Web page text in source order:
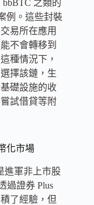
之類的
例。這些封裝
易所在應用
不會轉移到
種情況下，
擇該鏈，生
礎設施的收
試借貸等附
化市場
進軍非上市股
過證券 Plus
了經驗，但